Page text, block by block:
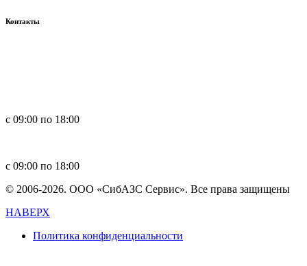
Контакты
с 09:00 по 18:00
с 09:00 по 18:00
© 2006-2026. ООО «СибАЗС Сервис». Все права защищены
НАВЕРХ
Политика конфиденциальности